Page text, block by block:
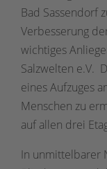
Bad Sassendorf
Verbesserung
wichtiges
Salzwelten e.V.
eines Aufzuges
Menschen zu
auf allen drei
In unmittelbarer